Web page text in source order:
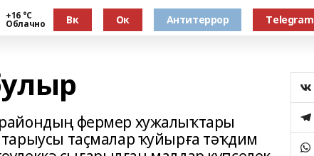
+16 °С
Облачно Вк Ок Антитеррор Тelegram
фермер хужалыҡтары
таҫмалар ҡуйырға тәҡдим